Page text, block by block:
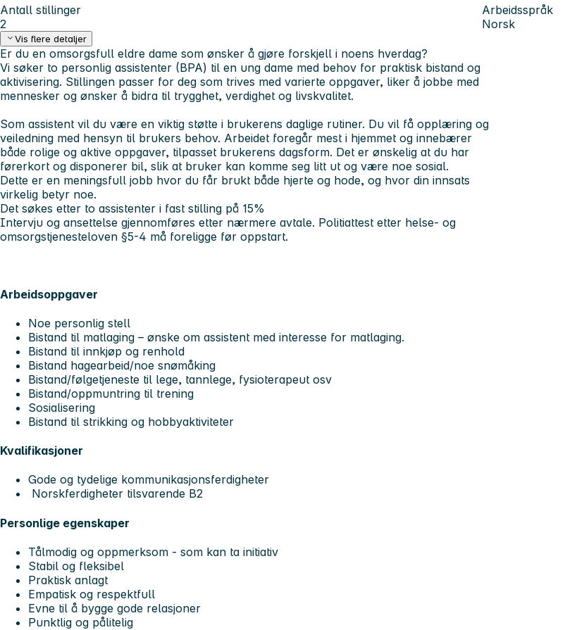
Antall stillinger
2
Arbeidsspråk
Norsk
Vis flere detaljer
Er du en omsorgsfull eldre dame som ønsker å gjøre forskjell i noens hverdag?
Vi søker to personlig assistenter (BPA) til en ung dame med behov for praktisk bistand og
aktivisering. Stillingen passer for deg som trives med varierte oppgaver, liker å jobbe med
mennesker og ønsker å bidra til trygghet, verdighet og livskvalitet.
Som assistent vil du være en viktig støtte i brukerens daglige rutiner. Du vil få opplæring og
veiledning med hensyn til brukers behov. Arbeidet foregår mest i hjemmet og innebærer
både rolige og aktive oppgaver, tilpasset brukerens dagsform. Det er ønskelig at du har
førerkort og disponerer bil, slik at bruker kan komme seg litt ut og være noe sosial.
Dette er en meningsfull jobb hvor du får brukt både hjerte og hode, og hvor din innsats
virkelig betyr noe.
Det søkes etter to assistenter i fast stilling på 15%
Intervju og ansettelse gjennomføres etter nærmere avtale. Politiattest etter helse- og
omsorgstjenesteloven §5-4 må foreligge før oppstart.
Arbeidsoppgaver
Noe personlig stell
Bistand til matlaging – ønske om assistent med interesse for matlaging.
Bistand til innkjøp og renhold
Bistand hagearbeid/noe snømåking
Bistand/følgetjeneste til lege, tannlege, fysioterapeut osv
Bistand/oppmuntring til trening
Sosialisering
Bistand til strikking og hobbyaktiviteter
Kvalifikasjoner
Gode og tydelige kommunikasjonsferdigheter
Norskferdigheter tilsvarende B2
Personlige egenskaper
Tålmodig og oppmerksom - som kan ta initiativ
Stabil og fleksibel
Praktisk anlagt
Empatisk og respektfull
Evne til å bygge gode relasjoner
Punktlig og pålitelig